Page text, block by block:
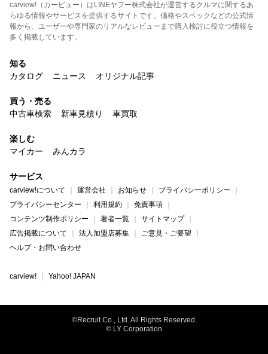
carview!（カービュー）はLINEヤフー株式会社が運営するクルマに関するあ
らゆる情報やサービスを提供するサイトです。価格やスペックなどの公式情
報から、ユーザーや専門家のリアルなレビューまで購入検討に役立つ情報を
多く掲載しています。
知る
カタログ
ニュース オリジナル記事
買う・売る
中古車検索
新車見積り 車買取
楽しむ
マイカー
みんカラ
サービス
carview!について 運営会社 お知らせ
プライバシーポリシー
プライバシーセンター
利用規約
免責事項
コンテンツ制作ポリシー
著者一覧
サイトマップ
広告掲載について
法人加盟店募集
ご意見・ご要望
ヘルプ・お問い合わせ
carview! Yahoo! JAPAN
©Recruit Co., Ltd. All Rights Reserved.
© LY Corporation